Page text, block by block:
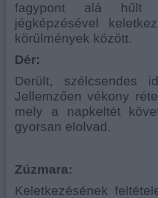
fagypont alá hűlt
jégképzésével
körülmények között.
Dér:
Derült, szélcsendes
Jellemzően vékony
mely a napkeltét
gyorsan elolvad.
Zúzmara:
Keletkezésének